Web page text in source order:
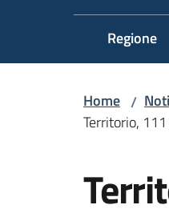
Regione
Home /
Territorio,